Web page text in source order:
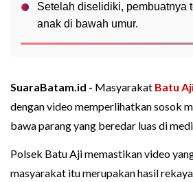
Setelah diselidiki, pembuatnya
anak di bawah umur.
SuaraBatam.id - Masyarakat Batu
dengan video memperlihatkan sosok
bawa parang yang beredar luas di
Polsek Batu Aji memastikan video
masyarakat itu merupakan hasil